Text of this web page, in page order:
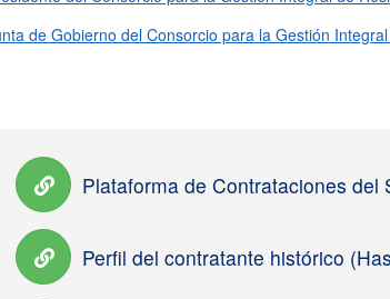
de Gobierno del Consorcio para la Gestión
Plataforma de Contrataciones del
Perfil del contratante histórico